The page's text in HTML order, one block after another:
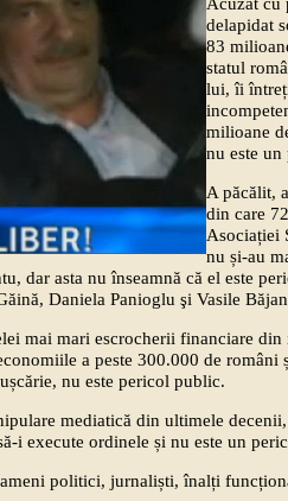
delapidat
83
statul
lui, îi
milioane
nu este
A păcălit,
din care
Asociației
nu și-au
dar asta nu înseamnă că el este
Daniela Panioglu şi Vasile
mai mari escrocherii financiare din
a peste 300.000 de români
nu este pericol public.
mediatică din ultimele
i execute ordinele și nu este un
politici, jurnaliști, înalți